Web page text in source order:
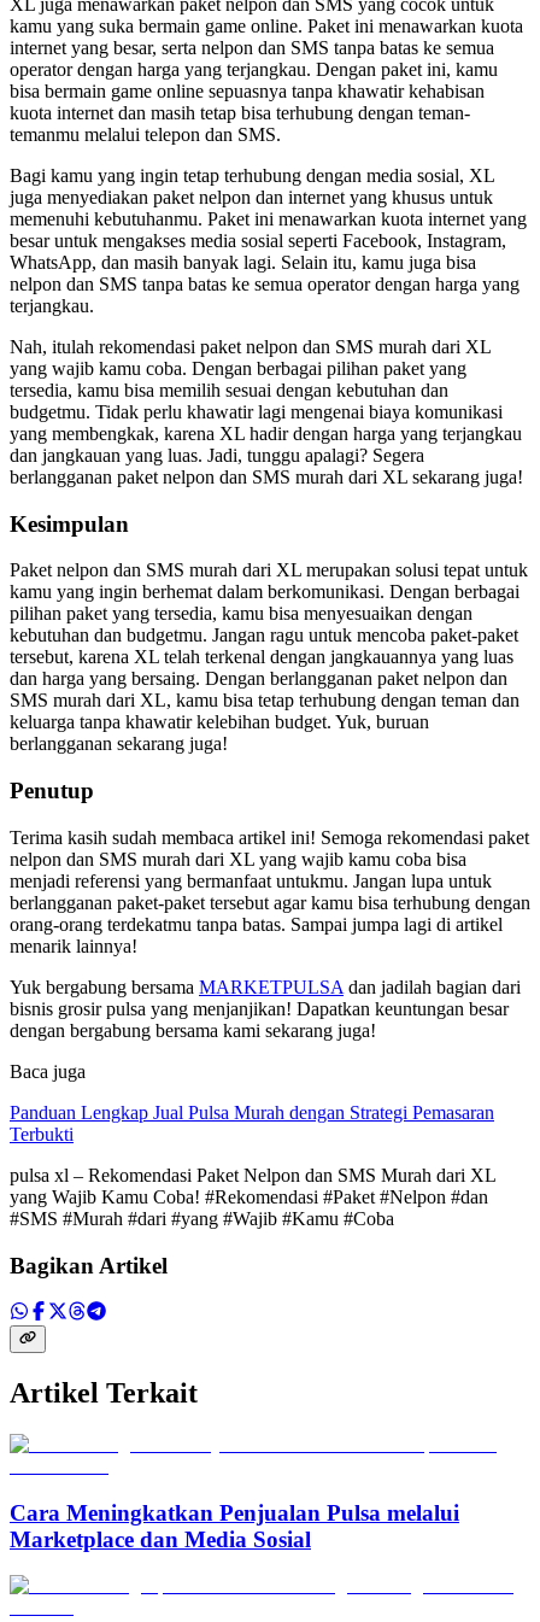
XL juga menawarkan paket nelpon dan SMS yang cocok untuk
kamu yang suka bermain game online. Paket ini menawarkan kuota
internet yang besar, serta nelpon dan SMS tanpa batas ke semua
operator dengan harga yang terjangkau. Dengan paket ini, kamu
bisa bermain game online sepuasnya tanpa khawatir kehabisan
kuota internet dan masih tetap bisa terhubung dengan teman-
temanmu melalui telepon dan SMS.
Bagi kamu yang ingin tetap terhubung dengan media sosial, XL
juga menyediakan paket nelpon dan internet yang khusus untuk
memenuhi kebutuhanmu. Paket ini menawarkan kuota internet yang
besar untuk mengakses media sosial seperti Facebook, Instagram,
WhatsApp, dan masih banyak lagi. Selain itu, kamu juga bisa
nelpon dan SMS tanpa batas ke semua operator dengan harga yang
terjangkau.
Nah, itulah rekomendasi paket nelpon dan SMS murah dari XL
yang wajib kamu coba. Dengan berbagai pilihan paket yang
tersedia, kamu bisa memilih sesuai dengan kebutuhan dan
budgetmu. Tidak perlu khawatir lagi mengenai biaya komunikasi
yang membengkak, karena XL hadir dengan harga yang terjangkau
dan jangkauan yang luas. Jadi, tunggu apalagi? Segera
berlangganan paket nelpon dan SMS murah dari XL sekarang juga!
Kesimpulan
Paket nelpon dan SMS murah dari XL merupakan solusi tepat untuk
kamu yang ingin berhemat dalam berkomunikasi. Dengan berbagai
pilihan paket yang tersedia, kamu bisa menyesuaikan dengan
kebutuhan dan budgetmu. Jangan ragu untuk mencoba paket-paket
tersebut, karena XL telah terkenal dengan jangkauannya yang luas
dan harga yang bersaing. Dengan berlangganan paket nelpon dan
SMS murah dari XL, kamu bisa tetap terhubung dengan teman dan
keluarga tanpa khawatir kelebihan budget. Yuk, buruan
berlangganan sekarang juga!
Penutup
Terima kasih sudah membaca artikel ini! Semoga rekomendasi paket
nelpon dan SMS murah dari XL yang wajib kamu coba bisa
menjadi referensi yang bermanfaat untukmu. Jangan lupa untuk
berlangganan paket-paket tersebut agar kamu bisa terhubung dengan
orang-orang terdekatmu tanpa batas. Sampai jumpa lagi di artikel
menarik lainnya!
Yuk bergabung bersama MARKETPULSA dan jadilah bagian dari
bisnis grosir pulsa yang menjanjikan! Dapatkan keuntungan besar
dengan bergabung bersama kami sekarang juga!
Baca juga
Panduan Lengkap Jual Pulsa Murah dengan Strategi Pemasaran
Terbukti
pulsa xl – Rekomendasi Paket Nelpon dan SMS Murah dari XL
yang Wajib Kamu Coba! #Rekomendasi #Paket #Nelpon #dan
#SMS #Murah #dari #yang #Wajib #Kamu #Coba
Bagikan Artikel
Artikel Terkait
Cara Meningkatkan Penjualan Pulsa melalui
Marketplace dan Media Sosial